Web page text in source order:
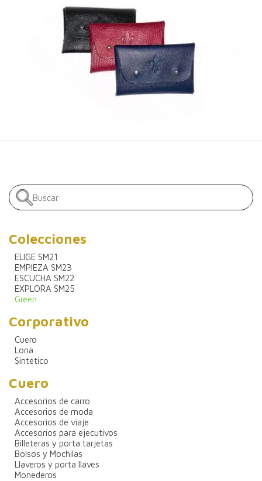
Colecciones
ELIGE SM21
EMPIEZA SM23
ESCUCHA SM22
EXPLORA SM25
Green
Corporativo
Cuero
Lona
Sintético
Cuero
Accesorios de carro
Accesorios de moda
Accesorios de viaje
Accesorios para ejecutivos
Billeteras y porta tarjetas
Bolsos y Mochilas
Llaveros y porta llaves
Monederos